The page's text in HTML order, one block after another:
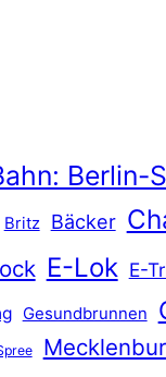
Berlin-
Britz Bäcker
E-Lok E-
Gesundbrunnen